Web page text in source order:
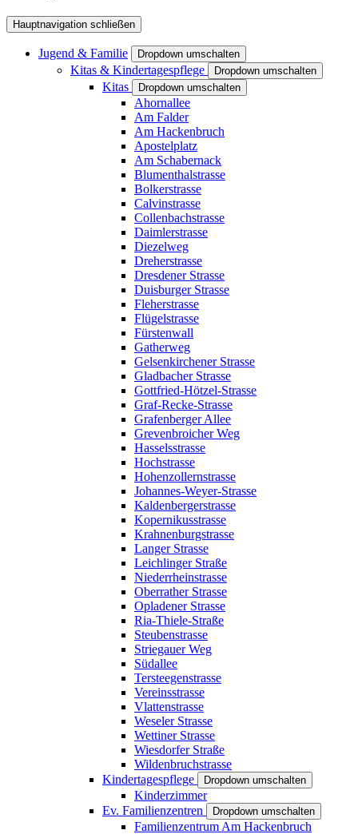
Hauptnavigation schließen
Jugend & Familie Dropdown umschalten
Kitas & Kindertagespflege Dropdown umschalten
Kitas Dropdown umschalten
Ahornallee
Am Falder
Am Hackenbruch
Apostelplatz
Am Schabernack
Blumenthalstrasse
Bolkerstrasse
Calvinstrasse
Collenbachstrasse
Daimlerstrasse
Diezelweg
Dreherstrasse
Dresdener Strasse
Duisburger Strasse
Fleherstrasse
Flügelstrasse
Fürstenwall
Gatherweg
Gelsenkirchener Strasse
Gladbacher Strasse
Gottfried-Hötzel-Strasse
Graf-Recke-Strasse
Grafenberger Allee
Grevenbroicher Weg
Hasselsstrasse
Hochstrasse
Hohenzollernstrasse
Johannes-Weyer-Strasse
Kaldenbergerstrasse
Kopernikusstrasse
Krahnenburgstrasse
Langer Strasse
Leichlinger Straße
Niederrheinstrasse
Oberrather Strasse
Opladener Strasse
Ria-Thiele-Straße
Steubenstrasse
Striegauer Weg
Südallee
Tersteegenstrasse
Vereinsstrasse
Vlattenstrasse
Weseler Strasse
Wettiner Strasse
Wiesdorfer Straße
Wildenbruchstrasse
Kindertagespflege
Dropdown umschalten
Kinderzimmer
Ev. Familienzentren
Dropdown umschalten
Familienzentrum Am Hackenbruch